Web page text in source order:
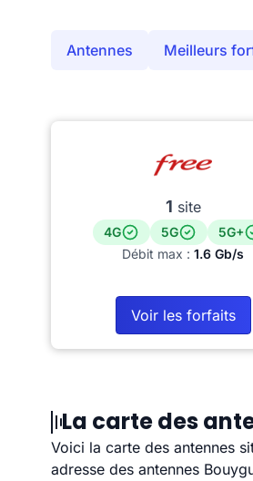
Antennes Meilleurs
1 site
4G 5G
5G+
Débit max : 1.6 Gb/s
Voir les forfaits
La carte des
Voici la carte des antennes
adresse des antennes